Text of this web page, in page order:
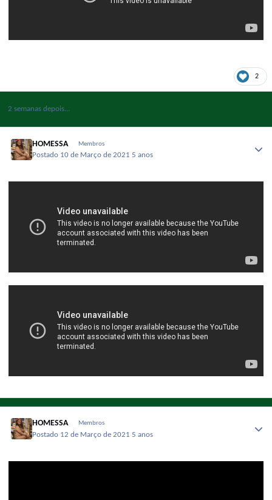
2
2 semanas depois...
HOMESSA Membros
Postado 10 de Março de 2021 5 anos
HOMESSA Membros
Postado 12 de Março de 2021 5 anos